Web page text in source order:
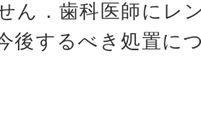
ん．歯科医師にレ
後するべき処置に